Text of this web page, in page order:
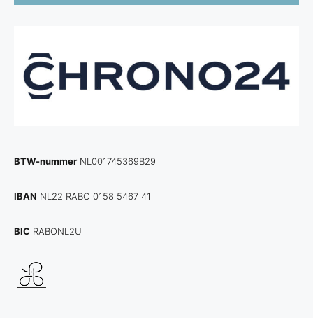
BTW-nummer NL001745369B29
IBAN NL22 RABO 0158 5467 41
BIC RABONL2U